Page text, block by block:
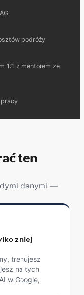
podróży
1:1 z mentorem ze
pracy
ten
danymi —
z niej
trenujesz
na tych
w Google,